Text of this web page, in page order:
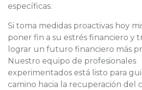
específicas.
Si toma medidas proactivas hoy
poner fin a su estrés financiero y
lograr un futuro financiero más
Nuestro equipo de profesionales
experimentados está listo para
camino hacia la recuperación del